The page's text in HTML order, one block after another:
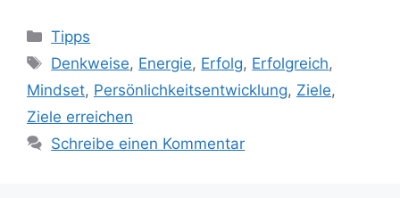
Kategorien
Tipps
Schlagwörter
Denkweise, Energie, Erfolg, Erfolgreich,
Mindset, Persönlichkeitsentwicklung, Ziele,
Ziele erreichen
Schreibe einen Kommentar